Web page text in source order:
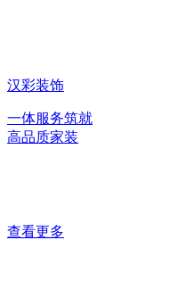
汉彩装饰
一体服务筑就
高品质家装
查看更多